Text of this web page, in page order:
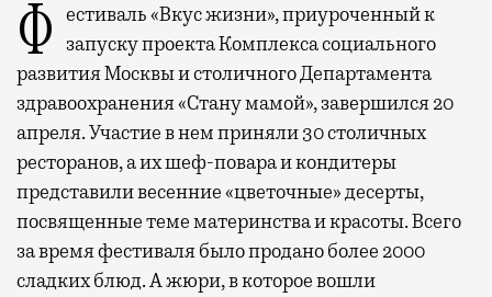
Фестиваль «Вкус жизни», приуроченный к
запуску проекта Комплекса социального
развития Москвы и столичного Департамента
здравоохранения «Стану мамой», завершился 20
апреля. Участие в нем приняли 30 столичных
ресторанов, а их шеф-повара и кондитеры
представили весенние «цветочные» десерты,
посвященные теме материнства и красоты. Всего
за время фестиваля было продано более 2000
сладких блюд. А жюри, в которое вошли